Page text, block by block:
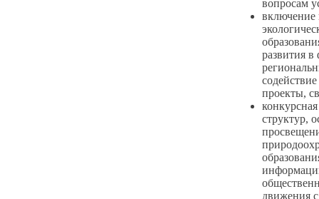
вопросам
включение
развития в
проекты,
структур,
движения